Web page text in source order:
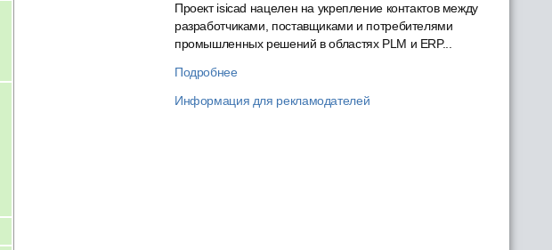
Проект isicad нацелен на укрепление контактов между
разработчиками, поставщиками и потребителями
промышленных решений в областях PLM и ERP...
Подробнее
Информация для рекламодателей